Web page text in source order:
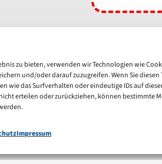
zu bieten, verwenden wir Technologien wie
und/oder darauf zuzugreifen. Wenn Sie diesen
wie das Surfverhalten oder eindeutige IDs auf
erteilen oder zurückziehen, können bestimmte
Impressum